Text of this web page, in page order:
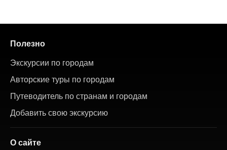
Полезно
Экскурсии по городам
Авторские туры по городам
Путеводитель по странам и городам
Добавить свою экскурсию
О сайте